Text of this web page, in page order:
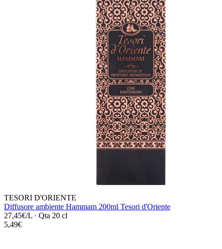
TESORI D'ORIENTE
Diffusore ambiente Hammam 200ml Tesori d'Oriente
27,45€/L · Qta 20 cl
5,49€